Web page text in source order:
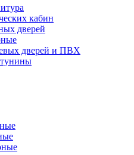
кабин
дверей
дверей и ПВХ